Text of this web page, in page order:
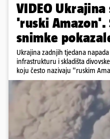
VIDEO
'ruski Amazon'.
snimke
Ukrajina zadnjih tjedana
infrastrukturu i skladišta
koju često nazivaju "ruskim
gleda samo kao na obična
snage koriste i za vojne potrebe,
distribuciju dijelova za dronove
ratu. S druge strane, napadi
bombardiranja ukrajinske
kao način da se ekonomske
teritorij i približe običnim